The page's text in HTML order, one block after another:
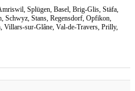
Splügen, Basel, Brig-Glis, Stäfa,
Schwyz, Stans, Regensdorf, Opfikon,
Villars-sur-Glâne, Val-de-Travers, Prilly,